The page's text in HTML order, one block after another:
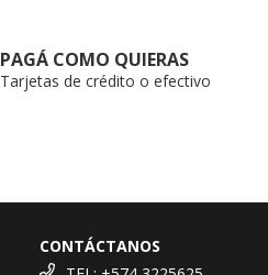
PAGÁ COMO QUIERAS
Tarjetas de crédito o efectivo
CONTÁCTANOS